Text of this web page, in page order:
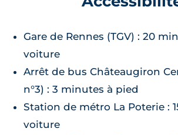
Gare de Rennes (TGV) : 20
voiture
Arrêt de bus Châteaugiron
n°3) : 3 minutes à pied
Station de métro La Poterie :
voiture